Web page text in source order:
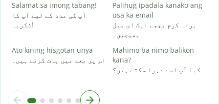
Salamat sa imong tabang!
آپ کی مدد کے لیے آپ کا
شکریہ!
Palihug ipadala kanako ang
usa ka email
براہ کرم مجھے ایک ای میل
بھیجیں۔
Ato kining hisgotan unya
اس پر بعد میں بات کرتے ہیں۔
Mahimo ba nimo balikon
kana?
کیا آپ اسے دہرا سکتے ہیں؟